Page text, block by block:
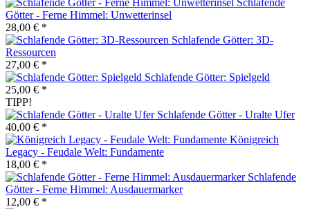
Schlafende
Götter - Ferne Himmel: Unwetterinsel
28,00 € *
Schlafende Götter: 3D-
Ressourcen
27,00 € *
Schlafende Götter: Spielgeld
25,00 € *
TIPP!
Schlafende Götter - Uralte Ufer
40,00 € *
Königreich
Legacy - Feudale Welt: Fundamente
18,00 € *
Schlafende
Götter - Ferne Himmel: Ausdauermarker
12,00 € *